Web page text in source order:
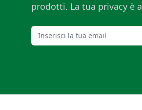
prodotti. La tua privacy è
Email